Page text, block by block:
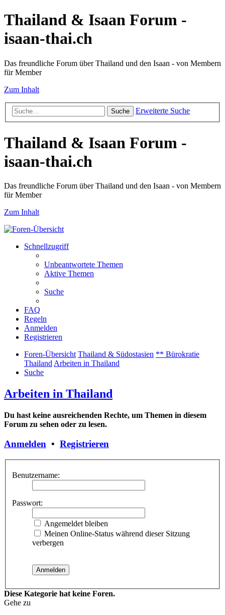
Thailand & Isaan Forum -
isaan-thai.ch
Das freundliche Forum über Thailand und den Isaan - von Membern
für Member
Zum Inhalt
Suche Erweiterte Suche
Thailand & Isaan Forum -
isaan-thai.ch
Das freundliche Forum über Thailand und den Isaan - von Membern
für Member
Zum Inhalt
Schnellzugriff
Unbeantwortete Themen
Aktive Themen
Suche
FAQ
Regeln
Anmelden
Registrieren
Foren-Übersicht Thailand & Südostasien ** Bürokratie
Thailand Arbeiten in Thailand
Suche
Arbeiten in Thailand
Du hast keine ausreichenden Rechte, um Themen in diesem
Forum zu sehen oder zu lesen.
Anmelden • Registrieren
Benutzername:
Passwort:
Angemeldet bleiben
Meinen Online-Status während dieser Sitzung
verbergen
Diese Kategorie hat keine Foren.
Gehe zu